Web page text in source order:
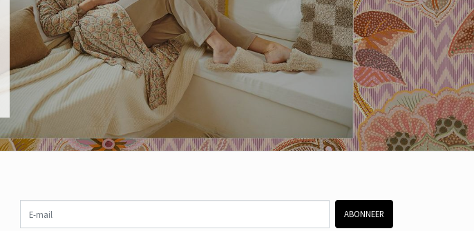
E-mail
ABONNEER